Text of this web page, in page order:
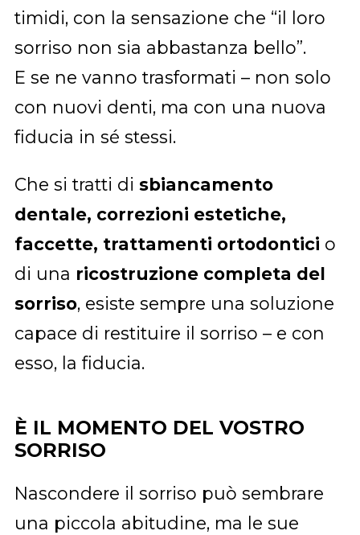
timidi, con la sensazione che “il loro
sorriso non sia abbastanza bello”.
E se ne vanno trasformati – non solo
con nuovi denti, ma con una nuova
fiducia in sé stessi.
Che si tratti di sbiancamento
dentale, correzioni estetiche,
faccette, trattamenti ortodontici o
di una ricostruzione completa del
sorriso, esiste sempre una soluzione
capace di restituire il sorriso – e con
esso, la fiducia.
È IL MOMENTO DEL VOSTRO
SORRISO
Nascondere il sorriso può sembrare
una piccola abitudine, ma le sue